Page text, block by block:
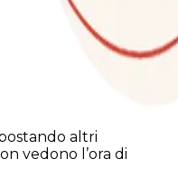
altri
vedono l’ora di